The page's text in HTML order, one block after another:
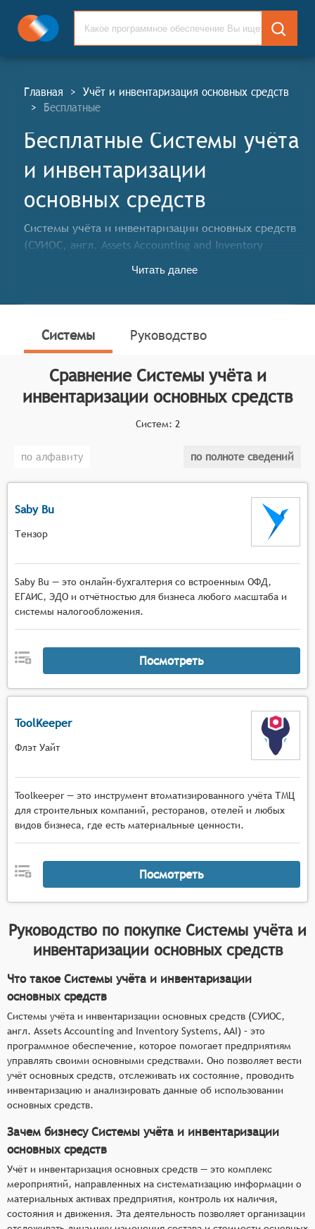
Главная > Учёт и инвентаризация основных средств
> Бесплатные
Бесплатные Системы учёта
и инвентаризации
основных средств
Системы учёта и инвентаризации основных средств
(СУИОС, англ. Assets Accounting and Inventory
которое помогает предприятиям управлять своими
проводить инвентаризацию и анализировать данные
об использовании основных средств.
Классификатор программных продуктов Соваре
определяет конкретные функциональные критерии
для систем. Для того, чтобы быть представленными
на рынке Системы учёта и инвентаризации основных
функциональные возможности:
ведение детального учёта основных средств с
возможностью фиксации всех необходимых
атрибутов (наименование, инвентарный номер,
дата приобретения, стоимость, срок службы и
реализация механизмов отслеживания
состояния основных средств (амортизация,
техническое состояние, местонахождение),
поддержка процессов проведения
сопоставление фактических данных с
учётными и фиксацию расхождений,
операций с основными средствами (покупка,
предоставление инструментов для контроля
Читать далее
Системы Руководство
Сравнение Системы учёта и
инвентаризации основных средств
Систем: 2
по алфавиту по полноте сведений
Saby Bu
Тензор
Saby Bu — это онлайн-бухгалтерия со встроенным ОФД,
ЕГАИС, ЭДО и отчётностью для бизнеса любого масштаба и
системы налогообложения.
Посмотреть
ToolKeeper
Флэт Уайт
Toolkeeper — это инструмент втоматизированного учёта ТМЦ
для строительных компаний, ресторанов, отелей и любых
видов бизнеса, где есть материальные ценности.
Посмотреть
Руководство по покупке Системы учёта и
инвентаризации основных средств
Что такое Системы учёта и инвентаризации
основных средств
Системы учёта и инвентаризации основных средств (СУИОС,
англ. Assets Accounting and Inventory Systems, AAI) – это
программное обеспечение, которое помогает предприятиям
управлять своими основными средствами. Оно позволяет вести
учёт основных средств, отслеживать их состояние, проводить
инвентаризацию и анализировать данные об использовании
основных средств.
Зачем бизнесу Системы учёта и инвентаризации
основных средств
Учёт и инвентаризация основных средств — это комплекс
мероприятий, направленных на систематизацию информации о
материальных активах предприятия, контроль их наличия,
состояния и движения. Эта деятельность позволяет организации